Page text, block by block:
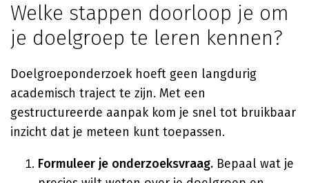
Welke stappen doorloop je om
je doelgroep te leren kennen?
Doelgroeponderzoek hoeft geen langdurig
academisch traject te zijn. Met een
gestructureerde aanpak kom je snel tot bruikbaar
inzicht dat je meteen kunt toepassen.
Formuleer je onderzoeksvraag. Bepaal wat je